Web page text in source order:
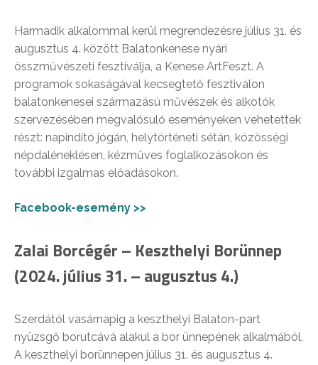
Harmadik alkalommal kerül megrendezésre július 31. és
augusztus 4. között Balatonkenese nyári
összművészeti fesztiválja, a Kenese ArtFeszt. A
programok sokaságával kecsegtető fesztiválon
balatonkenesei származású művészek és alkotók
szervezésében megvalósuló eseményeken vehetettek
részt: napindító jógán, helytörténeti sétán, közösségi
népdaléneklésen, kézműves foglalkozásokon és
további izgalmas előadásokon.
Facebook-esemény >>
Zalai Borcégér – Keszthelyi Borünnep
(2024. július 31. – augusztus 4.)
Szerdától vasárnapig a keszthelyi Balaton-part
nyüzsgő borutcává alakul a bor ünnepének alkalmából.
A keszthelyi borünnepen július 31. és augusztus 4.